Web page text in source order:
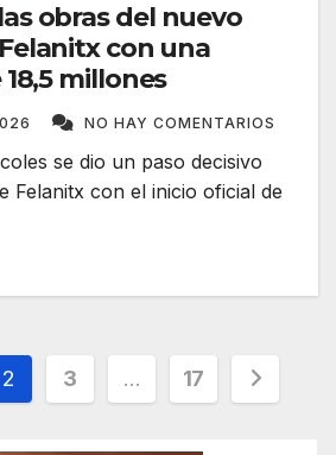
obras del nuevo
con una
millones
NO HAY COMENTARIOS
se dio un paso decisivo
Felanitx con el inicio oficial de
2 3 … 17